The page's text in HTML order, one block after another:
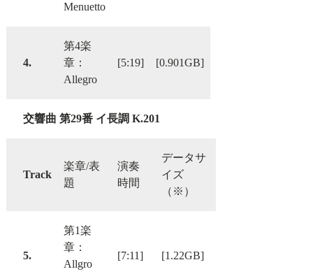
Menuetto
4.
第4楽
章：
Allegro
[5:19] [0.901GB]
交響曲 第29番 イ長調 K.201
Track
楽章/表
題
演奏
時間
データサ
イズ
（※）
5.
第1楽
章：
Allgro
[7:11] [1.22GB]